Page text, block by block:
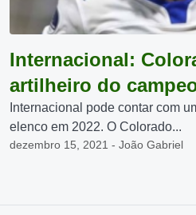
Internacional:
artilheiro do
Internacional pode contar com
elenco em 2022. O Colorado...
dezembro 15, 2021 - João Gabriel